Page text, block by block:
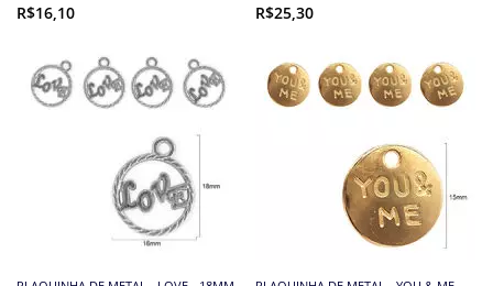
R$16,10 R$25,30